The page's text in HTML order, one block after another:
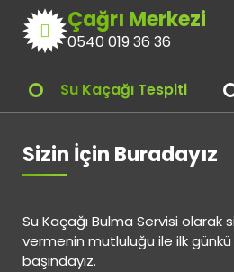
Çağrı Merkezi
0540 019 36 36
Su Kaçağı Tespiti
Sizin İçin Buradayız
Su Kaçağı Bulma Servisi olarak
vermenin mutluluğu ile ilk
başındayız.